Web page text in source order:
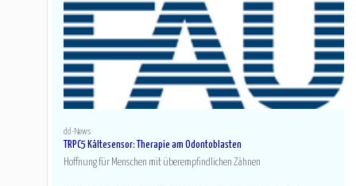
dd-News
TRPC5 Kältesensor: Therapie am Odontoblasten
Hoffnung für Menschen mit überempfindlichen Zähnen